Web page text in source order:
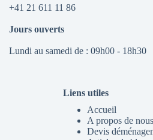
+41 21 611 11 86
Jours ouverts
Lundi au samedi de : 09h00 - 18h30
Liens utiles
Accueil
A propos de nous
Devis